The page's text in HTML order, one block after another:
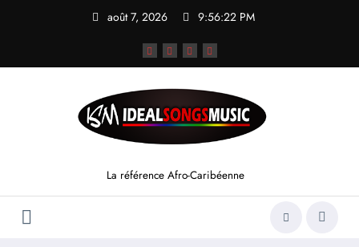
août 7, 2026 9:56:22 PM
La référence Afro-Caribéenne